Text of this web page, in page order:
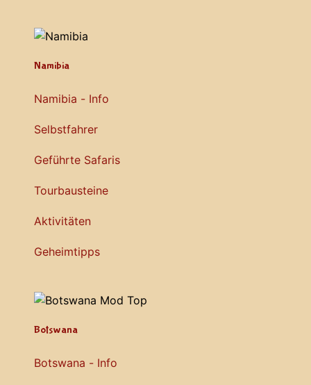
Namibia
Namibia - Info
Selbstfahrer
Geführte Safaris
Tourbausteine
Aktivitäten
Geheimtipps
Botswana
Botswana - Info